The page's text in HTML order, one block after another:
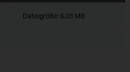
Dateigröße: 6.03 MB